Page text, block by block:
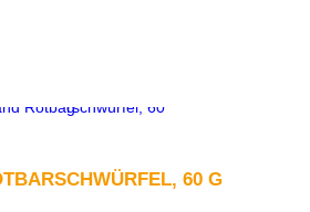
60 G